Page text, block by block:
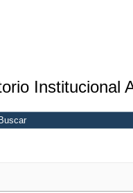
Institucional
Buscar